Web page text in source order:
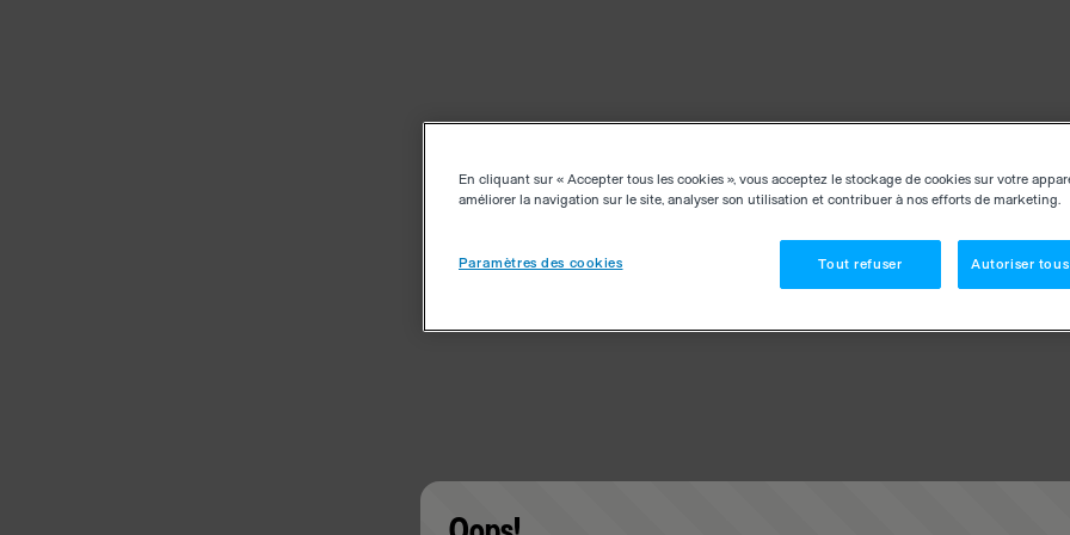
En cliquant sur « Accepter tous les cookies », vous acceptez le stockage de cookies sur votre
améliorer la navigation sur le site, analyser son utilisation et contribuer à nos efforts de marketing.
Paramètres des cookies Tout refuser Autoriser